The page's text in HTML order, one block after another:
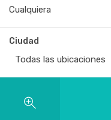
Ciudad
Todas las ubicaciones